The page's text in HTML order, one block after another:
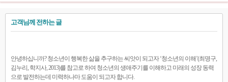
고객님께 전하는 글
안녕하십니까? 청소년이 행복한 삶을 추구하는 씨앗이 되고자 ‘청소년의 이해’(최명구,
김누리, 학지사, 2013)를 참고로 하여 청소년의 생애주기를 이해하고 미래의 성장 동력
으로 발전하는데 미력하나마 도움이 되고자 합니다.